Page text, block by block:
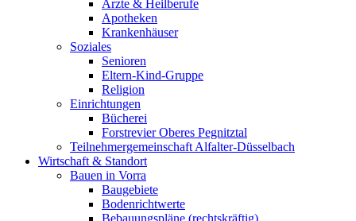
Ärzte & Heilberufe
Apotheken
Krankenhäuser
Soziales
Senioren
Eltern-Kind-Gruppe
Religion
Einrichtungen
Bücherei
Forstrevier Oberes Pegnitztal
Teilnehmergemeinschaft Alfalter-Düsselbach
Wirtschaft & Standort
Bauen in Vorra
Baugebiete
Bodenrichtwerte
Bebauungspläne (rechtskräftig)